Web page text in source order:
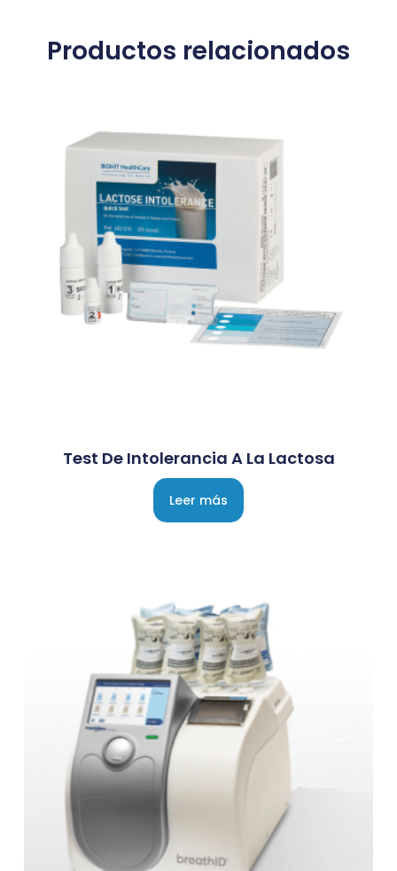
Productos relacionados
Test De Intolerancia A La Lactosa
Leer más